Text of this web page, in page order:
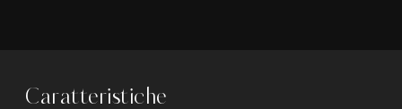
Caratteristiche